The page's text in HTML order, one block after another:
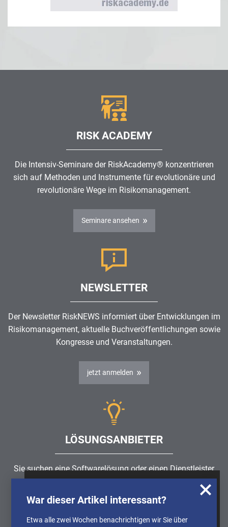
Informationen über die Nutzung unserer
Webseite zu erhalten und unser Angebot so
RISK ACADEMY
Die Intensiv-Seminare der RiskAcademy® konzentrieren
sich auf Methoden und Instrumente für evolutionäre und
revolutionäre Wege im Risikomanagement.
Seminare ansehen
NEWSLETTER
Der Newsletter RiskNEWS informiert über Entwicklungen im
Risikomanagement, aktuelle Buchveröffentlichungen sowie
Kongresse und Veranstaltungen.
jetzt anmelden
LÖSUNGSANBIETER
Sie suchen eine Softwarelösung oder einen Dienstleister
rund um die ThemenRisikomanagement,GRC, IKS oder
ISMS?
Partner finden
War dieser Artikel interessant?
Etwa alle zwei Wochen benachrichtigen wir Sie über